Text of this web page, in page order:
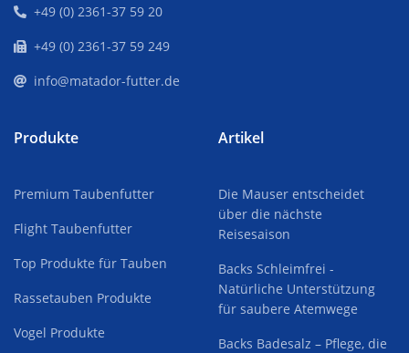
+49 (0) 2361-37 59 20
+49 (0) 2361-37 59 249
info@matador-futter.de
Produkte
Premium Taubenfutter
Flight Taubenfutter
Top Produkte für Tauben
Rassetauben Produkte
Vogel Produkte
Artikel
Die Mauser entscheidet
über die nächste
Reisesaison
Backs Schleimfrei -
Natürliche Unterstützung
für saubere Atemwege
Backs Badesalz – Pflege, die